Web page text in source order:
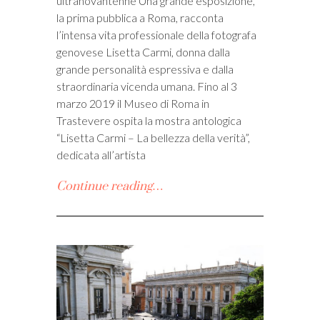
la prima pubblica a Roma, racconta
l’intensa vita professionale della fotografa
genovese Lisetta Carmi, donna dalla
grande personalità espressiva e dalla
straordinaria vicenda umana. Fino al 3
marzo 2019 il Museo di Roma in
Trastevere ospita la mostra antologica
“Lisetta Carmi – La bellezza della verità”,
dedicata all’artista
Continue reading…